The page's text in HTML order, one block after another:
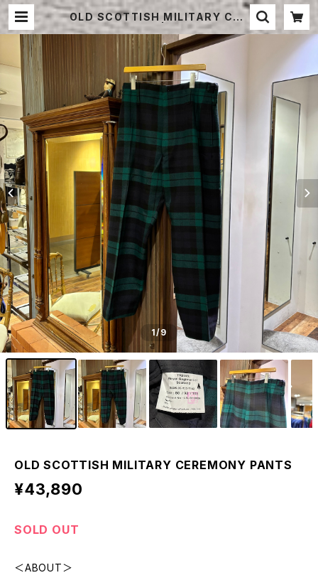
OLD SCOTTISH MILITARY CER
EMONY PANTS | STRAYSHEEP
ONLINE
1/9
OLD SCOTTISH MILITARY CEREMONY PANTS
¥43,890
SOLD OUT
＜ABOUT＞